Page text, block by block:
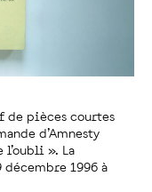
de pièces courtes
d’Amnesty
». La
1996 à